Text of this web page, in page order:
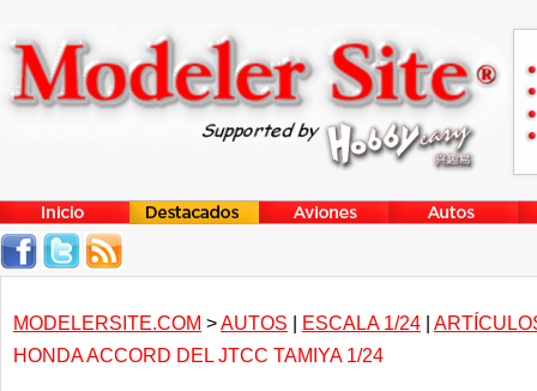
MODELERSITE.COM >AUTOS | ESCALA 1/24 |
HONDA ACCORD DEL JTCC TAMIYA 1/24